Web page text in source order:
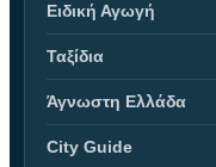
Ειδική Αγωγή
Ταξίδια
Άγνωστη Ελλάδα
City Guide